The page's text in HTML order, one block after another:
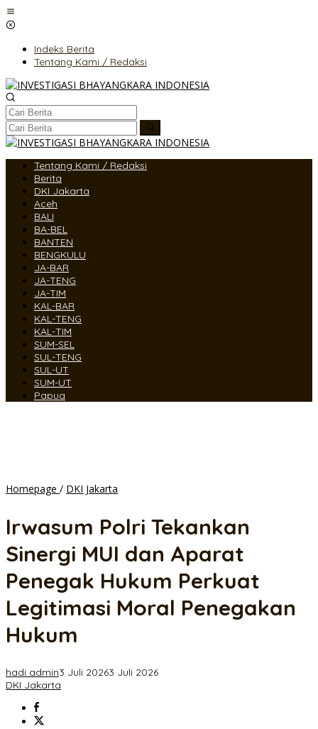
Lewati
ke
Indeks Berita
Tentang Kami / Redaksi
Tentang Kami / Redaksi
Berita
DKI Jakarta
Aceh
BALI
BA-BEL
BANTEN
BENGKULU
JA-BAR
JA-TENG
JA-TIM
KAL-BAR
KAL-TENG
KAL-TIM
SUM-SEL
SUL-TENG
SUL-UT
SUM-UT
Papua
Homepage / DKI Jakarta
Sinergi
dan
Penegak
Perkuat
Irwasum Polri Tekankan
Sinergi MUI dan Aparat
Penegak Hukum Perkuat
Legitimasi Moral Penegakan
Hukum
hadi admin3 Juli 20263 Juli 2026
DKI Jakarta